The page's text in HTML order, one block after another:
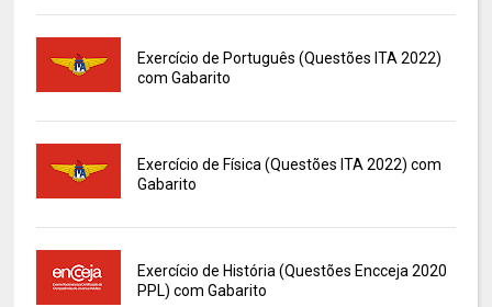
Exercício de Português (Questões ITA 2022)
com Gabarito
Exercício de Física (Questões ITA 2022) com
Gabarito
Exercício de História (Questões Encceja 2020
PPL) com Gabarito